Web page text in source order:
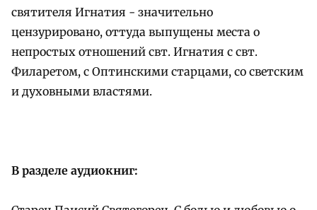
святителя Игнатия - значительно
цензурировано, оттуда выпущены места о
непростых отношений свт. Игнатия с свт.
Филаретом, с Оптинскими старцами, со светским
и духовными властями.
В разделе аудиокниг: